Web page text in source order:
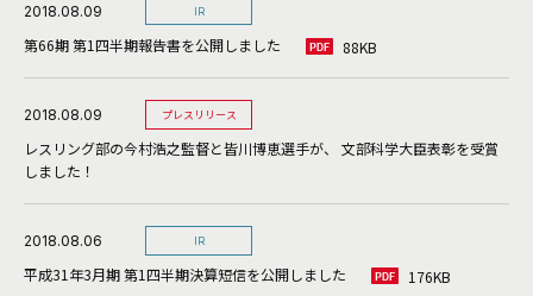
2018.08.09 IR
第66期 第1四半期報告書を公開しました 88KB
2018.08.09 プレスリリース
レスリング部の今村浩之監督と皆川博恵選手が、 文部科学大臣表彰を受賞
しました！
2018.08.06 IR
平成31年3月期 第1四半期決算短信を公開しました 176KB